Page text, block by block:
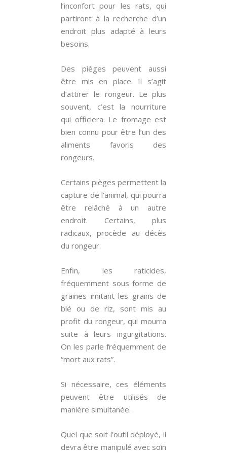
l’inconfort pour les rats, qui
partiront à la recherche d’un
endroit plus adapté à leurs
besoins.
Des pièges peuvent aussi
être mis en place. Il s’agit
d’attirer le rongeur. Le plus
souvent, c’est la nourriture
qui officiera. Le fromage est
bien connu pour être l’un des
aliments favoris des
rongeurs.
Certains pièges permettent la
capture de l’animal, qui pourra
être relâché à un autre
endroit. Certains, plus
radicaux, procède au décès
du rongeur.
Enfin, les raticides,
fréquemment sous forme de
graines imitant les grains de
blé ou de riz, sont mis au
profit du rongeur, qui mourra
suite à leurs ingurgitations.
On les parle fréquemment de
“mort aux rats”.
Si nécessaire, ces éléments
peuvent être utilisés de
manière simultanée.
Quel que soit l’outil déployé, il
devra être manipulé avec soin